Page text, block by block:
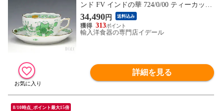
ンド FV インドの華 724/0/00 ティーカップ
＆ソーサー 【食器 カトラリー】【アウト
レット】
34,490円 送料込み
313
輸入洋食器の専門店イデール
詳細を見る
8/10時点_ポイント最大15倍